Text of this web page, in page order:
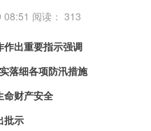
阅读： 313
作出重要指示强调
落细各项防汛措施
命财产安全
批示